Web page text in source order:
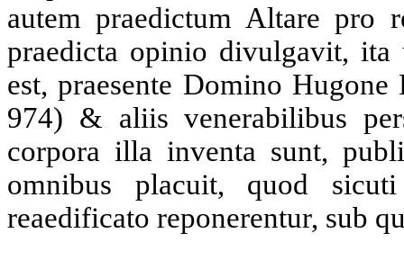
autem praedictum Altare pro
praedicta opinio divulgavit, ita
est, praesente Domino
974) & aliis venerabilibus
corpora illa inventa sunt,
omnibus placuit, quod
reaedificato reponerentur, sub